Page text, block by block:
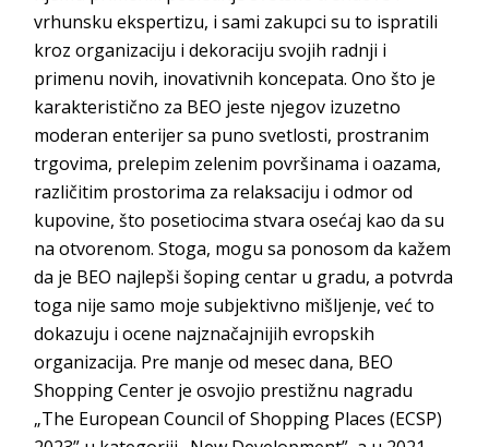
vrhunsku ekspertizu, i sami zakupci su to ispratili
kroz organizaciju i dekoraciju svojih radnji i
primenu novih, inovativnih koncepata. Ono što je
karakteristično za BEO jeste njegov izuzetno
moderan enterijer sa puno svetlosti, prostranim
trgovima, prelepim zelenim površinama i oazama,
različitim prostorima za relaksaciju i odmor od
kupovine, što posetiocima stvara osećaj kao da su
na otvorenom. Stoga, mogu sa ponosom da kažem
da je BEO najlepši šoping centar u gradu, a potvrda
toga nije samo moje subjektivno mišljenje, već to
dokazuju i ocene najznačajnijih evropskih
organizacija. Pre manje od mesec dana, BEO
Shopping Center je osvojio prestižnu nagradu
„The European Council of Shopping Places (ECSP)